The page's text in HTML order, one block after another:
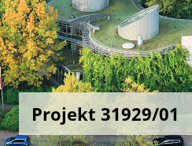
Projekt 31929/01